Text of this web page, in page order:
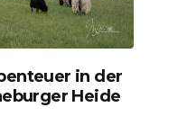
in der
Heide